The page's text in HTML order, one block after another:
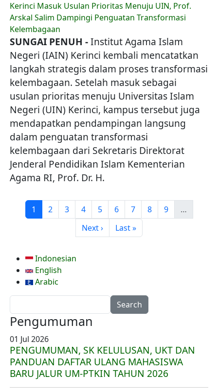
Kerinci Masuk Usulan Prioritas Menuju UIN, Prof.
Arskal Salim Dampingi Penguatan Transformasi
Kelembagaan
SUNGAI PENUH -Institut Agama Islam
Negeri (IAIN) Kerinci kembali mencatatkan
langkah strategis dalam proses transformasi
kelembagaan. Setelah masuk sebagai
usulan prioritas menuju Universitas Islam
Negeri (UIN) Kerinci, kampus tersebut juga
mendapatkan pendampingan langsung
dalam penguatan transformasi
kelembagaan dari Sekretaris Direktorat
Jenderal Pendidikan Islam Kementerian
Agama RI, Prof. Dr. H.
Pagination
Page
1 Page
2 Page
3 Page
4 Page
5 Page
6 Page
7 Page
8 Page
9
…
Next page
Next › Last page
Last »
Indonesian
English
Arabic
Pengumuman
01 Jul 2026
PENGUMUMAN, SK KELULUSAN, UKT DAN
PANDUAN DAFTAR ULANG MAHASISWA
BARU JALUR UM-PTKIN TAHUN 2026